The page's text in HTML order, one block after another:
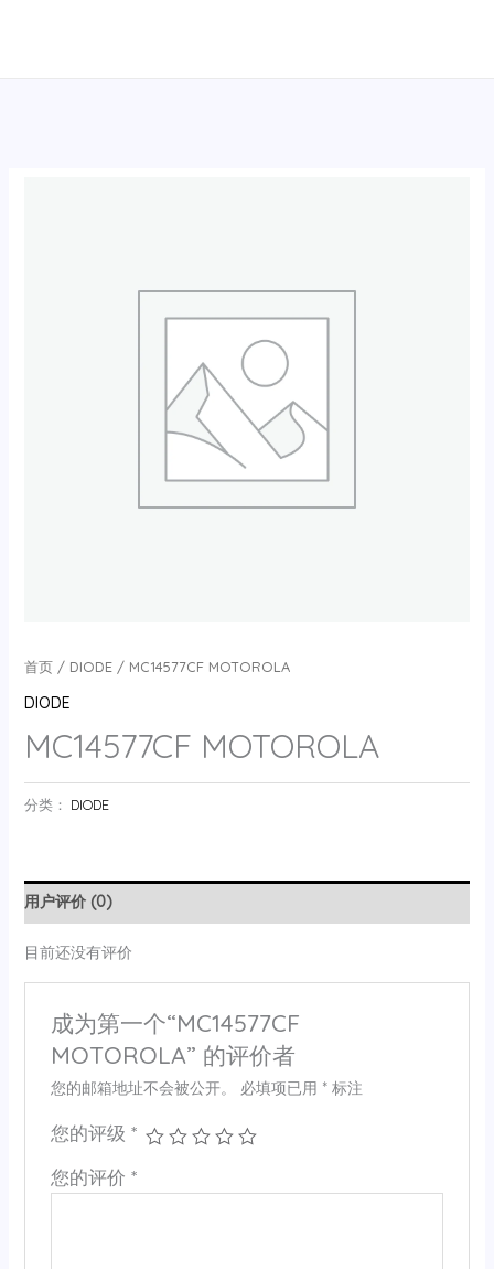
首页/ DIODE/ MC14577CF MOTOROLA
DIODE
MC14577CF MOTOROLA
分类： DIODE
用户评价 (0)
目前还没有评价
成为第一个“MC14577CF
MOTOROLA” 的评价者
您的邮箱地址不会被公开。 必填项已用 *标注
您的评级 *
您的评价 *